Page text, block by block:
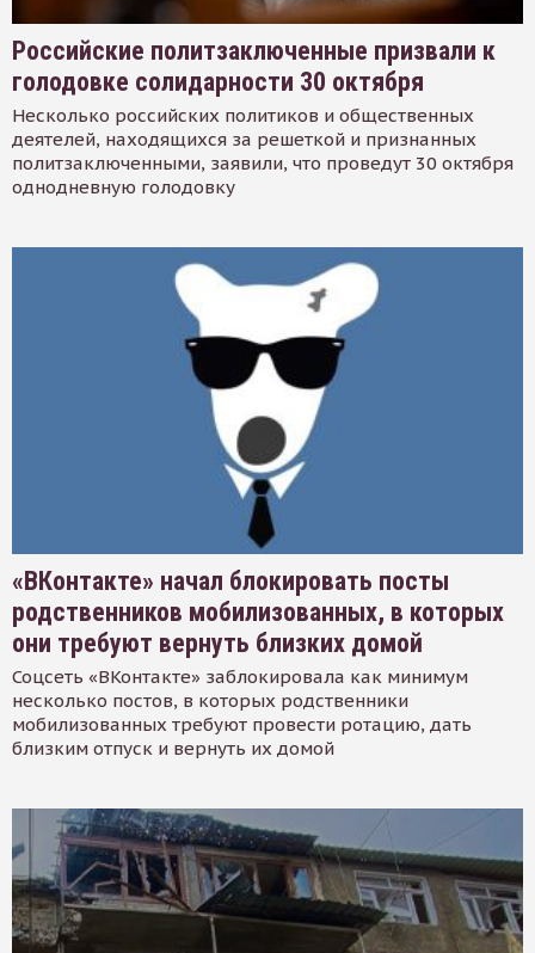
Российские политзаключенные призвали к
голодовке солидарности 30 октября
Несколько российских политиков и общественных
деятелей, находящихся за решеткой и признанных
политзаключенными, заявили, что проведут 30 октября
однодневную голодовку
«ВКонтакте» начал блокировать посты
родственников мобилизованных, в которых
они требуют вернуть близких домой
Соцсеть «ВКонтакте» заблокировала как минимум
несколько постов, в которых родственники
мобилизованных требуют провести ротацию, дать
близким отпуск и вернуть их домой